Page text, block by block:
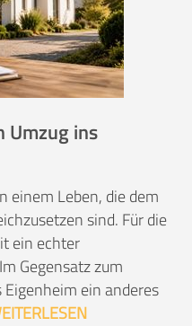
Umzug ins
einem Leben, die dem
sind. Für die
ein echter
Gegensatz zum
ein anderes